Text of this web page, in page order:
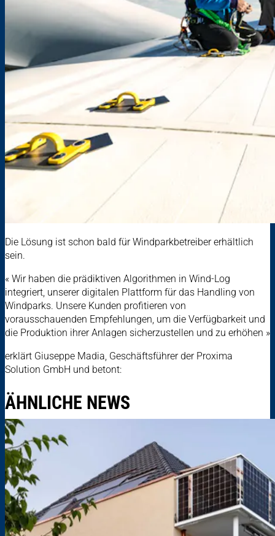
Die Lösung ist schon bald für Windparkbetreiber erhältlich
sein.
« Wir haben die prädiktiven Algorithmen in Wind-Log
integriert, unserer digitalen Plattform für das Handling von
Windparks. Unsere Kunden profitieren von
vorausschauenden Empfehlungen, um die Verfügbarkeit und
die Produktion ihrer Anlagen sicherzustellen und zu erhöhen »
erklärt Giuseppe Madia, Geschäftsführer der Proxima
Solution GmbH und betont:
ÄHNLICHE NEWS